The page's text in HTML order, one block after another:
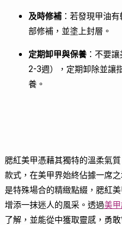
及時修補 ：若發現甲油
部修補，並塗上封層。
定期卸甲與保養：不要讓
2-3週），定期卸除並讓
養。
腮紅美甲憑藉其獨特的溫柔氣
款式，在美甲界始終佔據一席
是特殊場合的精緻點綴，腮紅
增添一抹迷人的風采。透過美
了解，並能從中獲取靈感，勇